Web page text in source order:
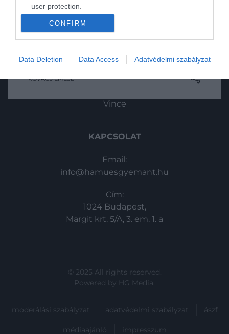
user protection.
CONFIRM
Data Deletion Data Access Adatvédelmi szabályzat
Az Új-Zélandra érkező, onnan induló vagy
arcmaszkot viselni, mivel az ország már
normális állapothoz.
2022. SZEPTEMBER 17. ● KOVÁCS EMESE
Egyre könnyebb bejutni a
világ legszigorúbban
ellenőrzött…
KOVÁCS EMESE
Haszon
Vince
KAPCSOLAT
Email:
info@hamuesgyemant.hu
Cím:
1024 Budapest,
Margit krt. 5/A, 3. em. 1. a
© 2025 All rights reserved.
Powered by HG Media.
moderálási szabályzat adatvédelmi szabályzat ászf
médiaajánló impresszum